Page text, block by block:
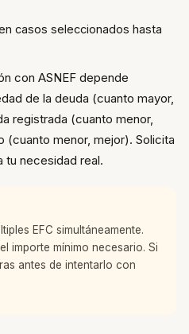
casos seleccionados hasta
con ASNEF depende
de la deuda (cuanto mayor,
registrada (cuanto menor,
menor, mejor). Solicita
tu necesidad real.
EFC simultáneamente.
importe mínimo necesario. Si
antes de intentarlo con